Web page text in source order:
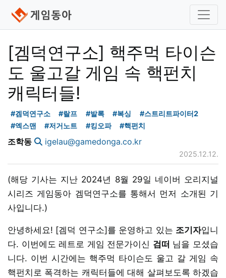
[겜덕연구소] 핵주먹 타이슨
도 울고갈 게임 속 핵펀치
캐릭터들!
#겜덕연구소 #랄프 #발록 #복싱
#스트리트파이터2
#엑스맨
#저거노트 #킹오파 #핵펀치
조학동 igelau@gamedonga.co.kr
2025.12.12.
(해당 기사는 지난 2024년 8월 29일 네이버 오리지널
시리즈 게임동아 겜덕연구소를 통해서 먼저 소개된 기
사입니다.)
안녕하세요! [겜덕 연구소]를 운영하고 있는 조기자입니
다. 이번에도 레트로 게임 전문가이신 검떠 님을 모셨습
니다. 이번 시간에는 핵주먹 타이슨도 울고 갈 게임 속
핵펀치로 폭격하는 캐릭터들에 대해 살펴보도록 하겠습